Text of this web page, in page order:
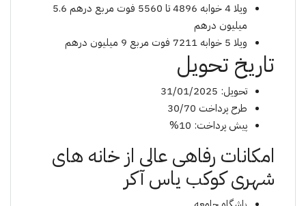
ویلا 4 خوابه 4896 تا 5560 فوت مربع درهم 5.6
میلیون درهم
ویلا 5 خوابه 7211 فوت مربع 9 میلیون درهم
تاریخ تحویل
تحویل: 31/01/2025
طرح پرداخت 30/70
پیش پرداخت: 10%
امکانات رفاهی عالی از خانه های
شهری کوکب یاس آکر